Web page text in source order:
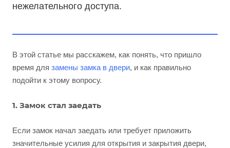
нежелательного доступа.
В этой статье мы расскажем, как понять, что пришло
время для замены замка в двери, и как правильно
подойти к этому вопросу.
1. Замок стал заедать
Если замок начал заедать или требует приложить
значительные усилия для открытия и закрытия двери,